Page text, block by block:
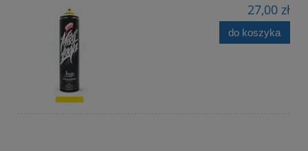
27,00 zł
do koszyka